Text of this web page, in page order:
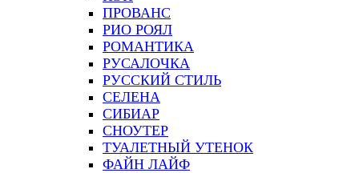
ПРОВАНС
РИО РОЯЛ
РОМАНТИКА
РУСАЛОЧКА
РУССКИЙ СТИЛЬ
СЕЛЕНА
СИБИАР
СНОУТЕР
ТУАЛЕТНЫЙ УТЕНОК
ФАЙН ЛАЙФ